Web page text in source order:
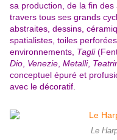
sa production, de la fin
travers tous ses grands
abstraites, dessins,
spatialistes, toiles
environnements, Tagli
Dio Venezie Metalli,
conceptuel épuré et
avec le décoratif.
Le